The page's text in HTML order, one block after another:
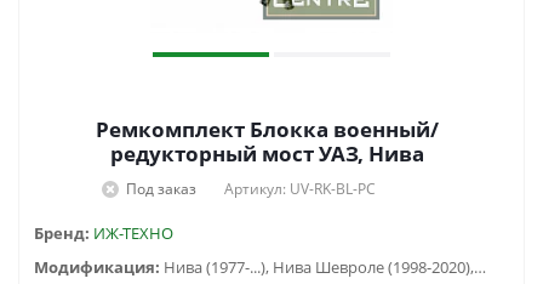
Ремкомплект Блокка военный/
редукторный мост УАЗ, Нива
Под заказ Артикул: UV-RK-BL-PC
Бренд: ИЖ-ТЕХНО
Модификация:
Нива (1977-...), Нива Шевроле (1998-2020), УАЗ Буханка (1958-...) , УАЗ Патриот (2005-2015), УАЗ Хантер (2003-...), УАЗ-3151